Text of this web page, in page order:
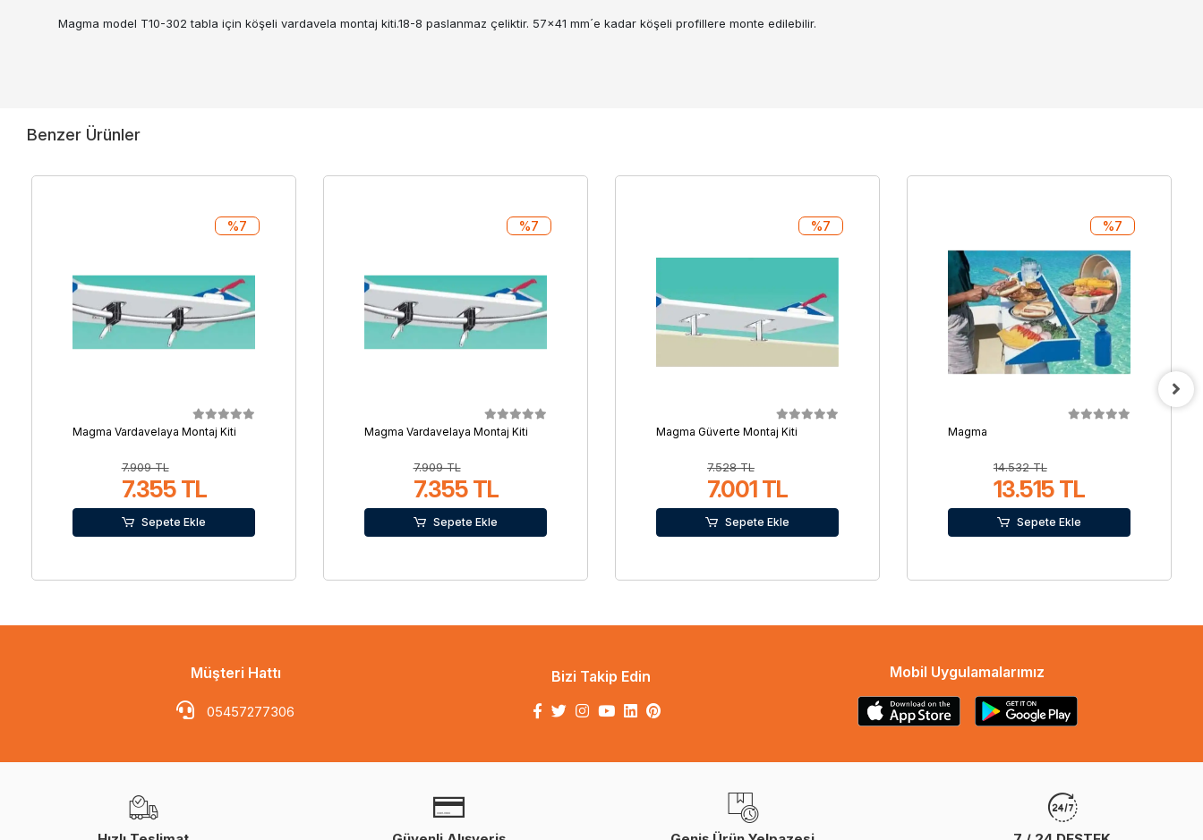
Magma model T10-302 tabla için köşeli vardavela montaj kiti.18-8 paslanmaz çeliktir. 57x41 mm´e kadar köşeli profillere monte edilebilir.
Benzer Ürünler
Magma Vardavelaya Montaj Kiti
7.909 TL
7.355 TL
%7
Sepete Ekle
Magma Vardavelaya Montaj Kiti
7.909 TL
7.355 TL
%7
Sepete Ekle
Magma Güverte Montaj Kiti
7.528 TL
7.001 TL
%7
Sepete Ekle
Magma
14.532 TL
13.515 TL
%7
Sepete Ekle
Müşteri Hattı
05457277306
Bizi Takip Edin Mobil Uygulamalarımız